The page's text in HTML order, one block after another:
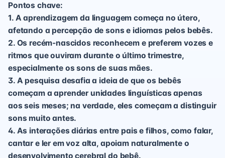
Pontos chave:
1. A aprendizagem da linguagem começa no útero,
afetando a percepção de sons e idiomas pelos bebês.
2. Os recém-nascidos reconhecem e preferem vozes e
ritmos que ouviram durante o último trimestre,
especialmente os sons de suas mães.
3. A pesquisa desafia a ideia de que os bebês
começam a aprender unidades linguísticas apenas
aos seis meses; na verdade, eles começam a distinguir
sons muito antes.
4. As interações diárias entre pais e filhos, como falar,
cantar e ler em voz alta, apoiam naturalmente o
desenvolvimento cerebral do bebê.